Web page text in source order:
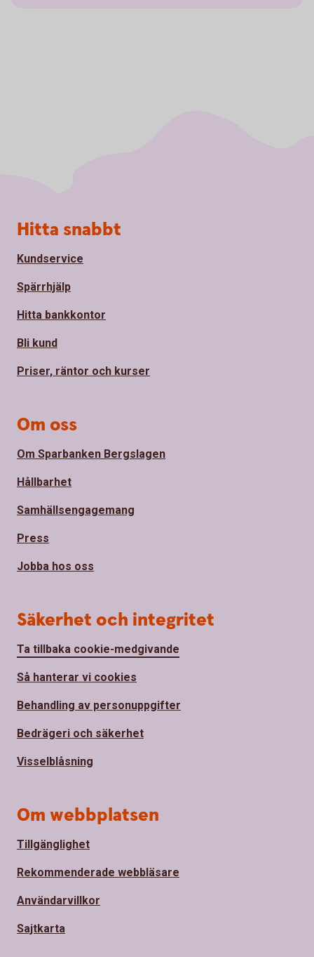
Sidfot
Hitta snabbt
Kundservice
Spärrhjälp
Hitta bankkontor
Bli kund
Priser, räntor och kurser
Om oss
Om Sparbanken Bergslagen
Hållbarhet
Samhällsengagemang
Press
Jobba hos oss
Säkerhet och integritet
Ta tillbaka cookie-medgivande
Så hanterar vi cookies
Behandling av personuppgifter
Bedrägeri och säkerhet
Visselblåsning
Om webbplatsen
Tillgänglighet
Rekommenderade webbläsare
Användarvillkor
Sajtkarta